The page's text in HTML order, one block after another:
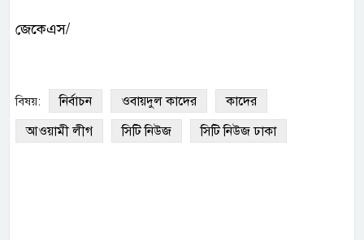
জেকেএস/
বিষয়: নির্বাচন ওবায়দুল কাদের
কাদের
আওয়ামী লীগ
সিটি নিউজ সিটি নিউজ ঢাকা